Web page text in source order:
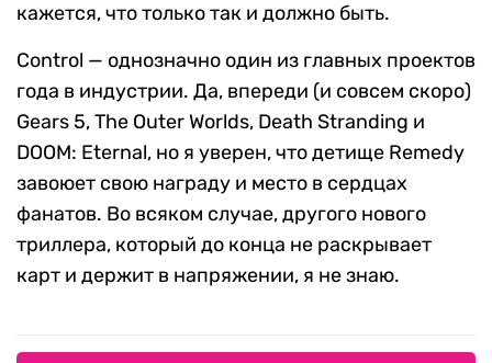
кажется, что только так и должно быть.
Control — однозначно один из главных проектов
года в индустрии. Да, впереди (и совсем скоро)
Gears 5, The Outer Worlds, Death Stranding и
DOOM: Eternal, но я уверен, что детище Remedy
завоюет свою награду и место в сердцах
фанатов. Во всяком случае, другого нового
триллера, который до конца не раскрывает
карт и держит в напряжении, я не знаю.